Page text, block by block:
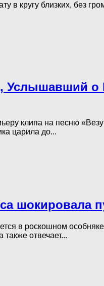
в кругу близких, без
Услышавший о
клипа на песню
царила до...
шокировала
в роскошном
отвечает...